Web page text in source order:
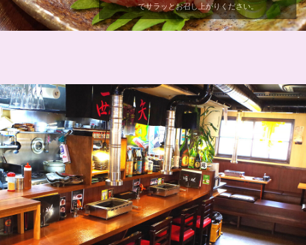
でサラッとお召し上がりください。